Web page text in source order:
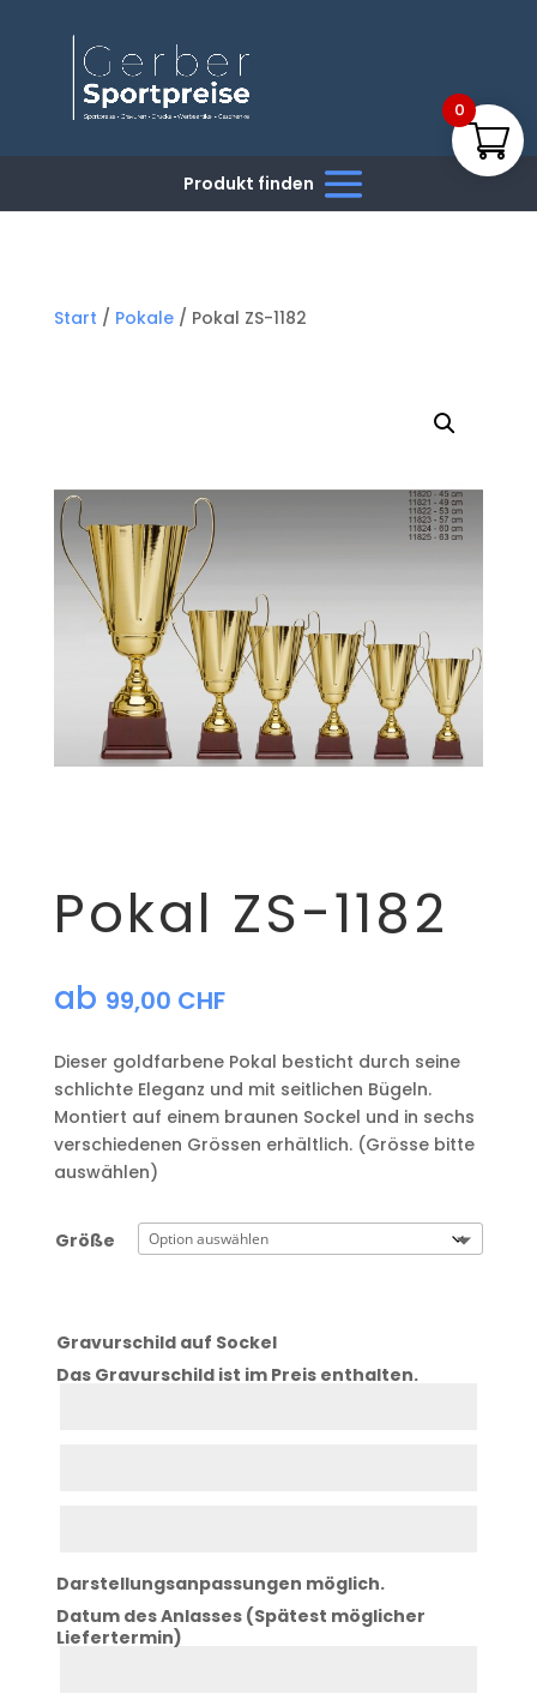
Start / Pokale/ Pokal ZS-1182
Pokal ZS-1182
ab 99,00 CHF
Dieser goldfarbene Pokal besticht durch seine
schlichte Eleganz und mit seitlichen Bügeln.
Montiert auf einem braunen Sockel und in sechs
verschiedenen Grössen erhältlich. (Grösse bitte
auswählen)
Größe
Gravurschild auf Sockel
Das Gravurschild ist im Preis enthalten.
Darstellungsanpassungen möglich.
Datum des Anlasses (Spätest möglicher
Liefertermin)
0